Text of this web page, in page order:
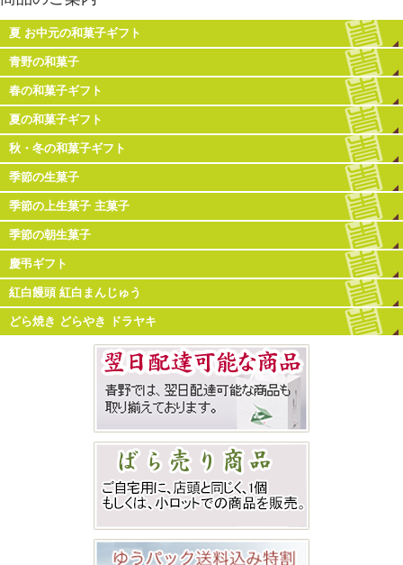
夏 お中元の和菓子ギフト
青野の和菓子
春の和菓子ギフト
夏の和菓子ギフト
秋・冬の和菓子ギフト
季節の生菓子
季節の上生菓子 主菓子
季節の朝生菓子
慶弔ギフト
紅白饅頭 紅白まんじゅう
どら焼き どらやき ドラヤキ